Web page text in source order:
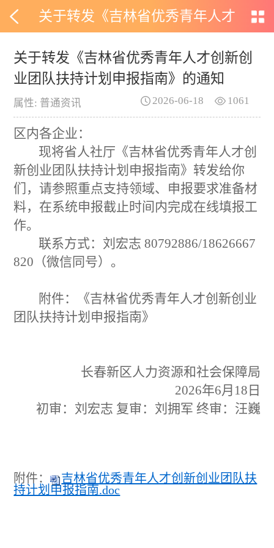
关于转发《吉林省优秀青年人才
创新创业团队扶持计划申报指
南》的通知
关于转发《吉林省优秀青年人才创新创
业团队扶持计划申报指南》的通知
属性: 普通资讯 1061
2026-06-18
区内各企业：
现将省人社厅《吉林省优秀青年人才创
新创业团队扶持计划申报指南》转发给你
们，请参照重点支持领域、申报要求准备材
料，在系统申报截止时间内完成在线填报工
作。
联系方式：刘宏志 80792886/18626667
820 （微信同号） 。
附件：《吉林省优秀青年人才创新创业
团队扶持计划申报指南》
长春新区人力资源和社会保障局
2026年6月 18 日
初审：刘宏志 复审：刘拥军 终审：汪巍
附件：
吉林省优秀青年人才创新创业团队扶
持计划申报指南.doc